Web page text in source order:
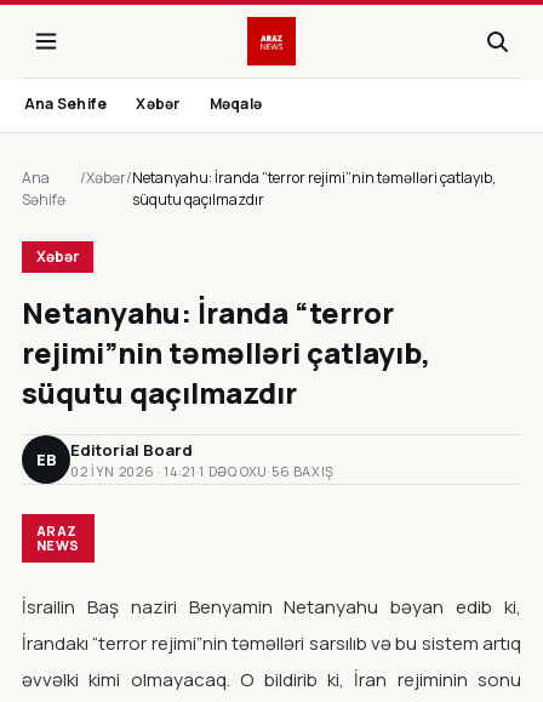
Ana Sehife Xəbər Məqalə
Ana
Səhifə
/Xəbər/Netanyahu: İranda “terror rejimi”nin təməlləri çatlayıb,
süqutu qaçılmazdır
Xəbər
Netanyahu: İranda “terror
rejimi”nin təməlləri çatlayıb,
süqutu qaçılmazdır
EB Editorial Board
02 IYN 2026 · 14:21 ·1 DƏQ OXU ·56 BAXIŞ
ARAZ
NEWS
İsrailin Baş naziri Benyamin Netanyahu bəyan edib ki,
İrandakı “terror rejimi”nin təməlləri sarsılıb və bu sistem artıq
əvvəlki kimi olmayacaq. O bildirib ki, İran rejiminin sonu